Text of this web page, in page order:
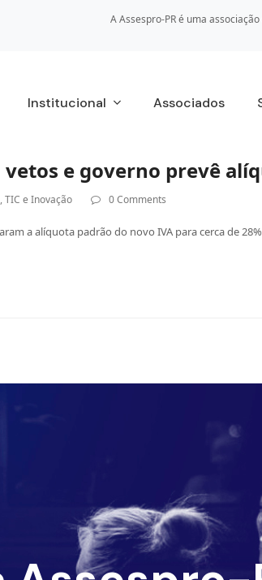
A Assespro-PR é uma
Institucional Associados
e governo prevê
,TIC e Inovação 0 Comments
a alíquota padrão do novo IVA para cerca de